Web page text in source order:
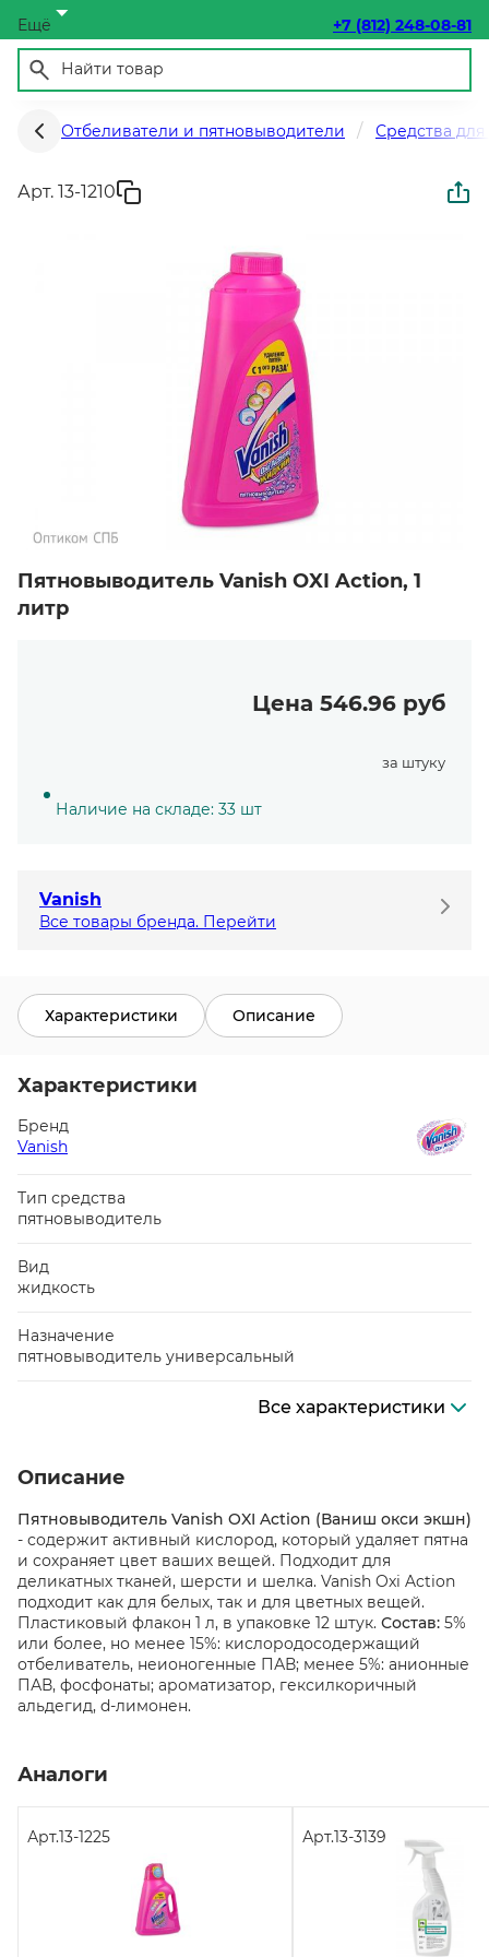
Ещё +7 (812) 248-08-81
Отбеливатели и пятновыводители Средства
Арт. 13-1210
Пятновыводитель Vanish OXI Action, 1
литр
Цена 546.96 руб
за штуку
Наличие на складе: 33 шт
Vanish
Все товары бренда. Перейти
Характеристики Описание
Характеристики
Бренд
Vanish
Тип средства
пятновыводитель
Вид
жидкость
Назначение
пятновыводитель универсальный
Все характеристики
Описание
Пятновыводитель Vanish OXI Action (Ваниш окси экшн)
- содержит активный кислород, который удаляет пятна
и сохраняет цвет ваших вещей. Подходит для
деликатных тканей, шерсти и шелка. Vanish Oxi Action
подходит как для белых, так и для цветных вещей.
Пластиковый флакон 1 л, в упаковке 12 штук. Состав: 5%
или более, но менее 15%: кислородосодержащий
отбеливатель, неионогенные ПАВ; менее 5%: анионные
ПАВ, фосфонаты; ароматизатор, гексилкоричный
альдегид, d-лимонен.
Аналоги
Арт.13-1225 Арт.13-3139